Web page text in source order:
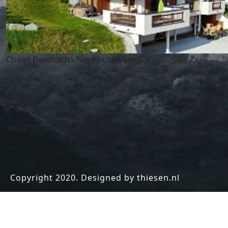
Chalet Denmach - Neukirchen am G.V.
Copyright 2020. Designed by thiesen.nl